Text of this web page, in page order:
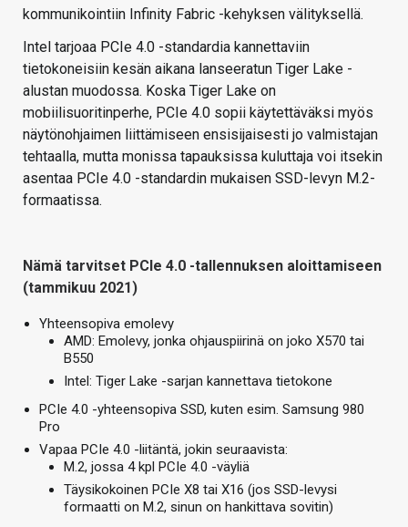
kommunikointiin Infinity Fabric -kehyksen välityksellä.
Intel tarjoaa PCIe 4.0 -standardia kannettaviin
tietokoneisiin kesän aikana lanseeratun Tiger Lake -
alustan muodossa. Koska Tiger Lake on
mobiilisuoritinperhe, PCIe 4.0 sopii käytettäväksi myös
näytönohjaimen liittämiseen ensisijaisesti jo valmistajan
tehtaalla, mutta monissa tapauksissa kuluttaja voi itsekin
asentaa PCIe 4.0 -standardin mukaisen SSD-levyn M.2-
formaatissa.
Nämä tarvitset PCIe 4.0 -tallennuksen aloittamiseen
(tammikuu 2021)
Yhteensopiva emolevy
AMD: Emolevy, jonka ohjauspiirinä on joko X570 tai
B550
Intel: Tiger Lake -sarjan kannettava tietokone
PCIe 4.0 -yhteensopiva SSD, kuten esim. Samsung 980
Pro
Vapaa PCIe 4.0 -liitäntä, jokin seuraavista:
M.2, jossa 4 kpl PCIe 4.0 -väyliä
Täysikokoinen PCIe X8 tai X16 (jos SSD-levysi
formaatti on M.2, sinun on hankittava sovitin)